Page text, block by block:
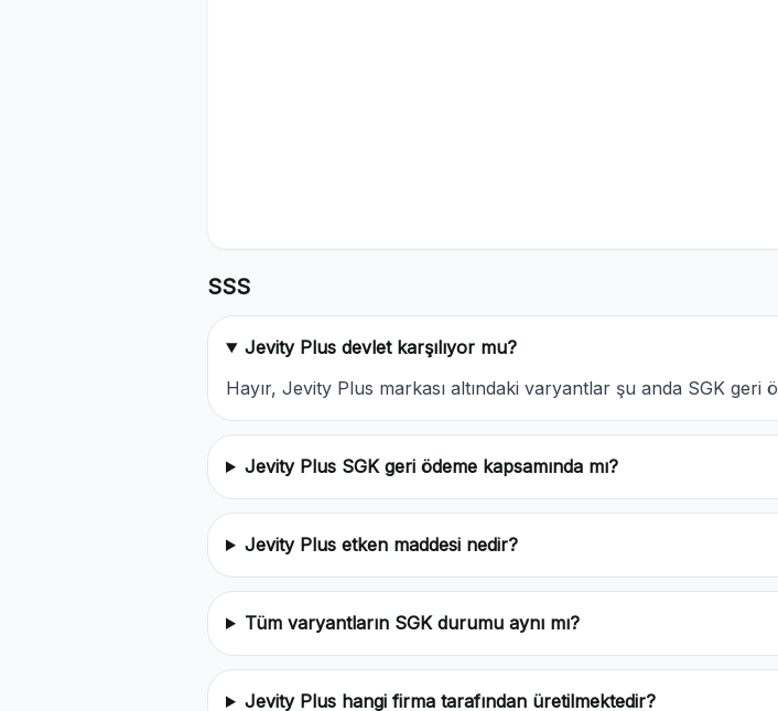
SSS
Jevity Plus devlet karşılıyor mu?
Hayır, Jevity Plus markası altındaki varyantlar şu anda SGK geri
Jevity Plus SGK geri ödeme kapsamında mı?
Jevity Plus etken maddesi nedir?
Tüm varyantların SGK durumu aynı mı?
Jevity Plus hangi firma tarafından üretilmektedir?